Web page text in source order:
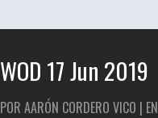
WOD 17 Jun 2019
POR AARÓN CORDERO VICO | EN